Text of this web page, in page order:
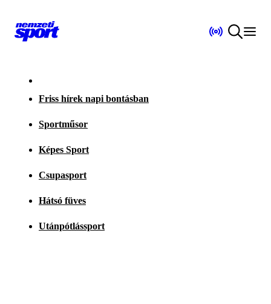
Friss hírek napi bontásban
Sportműsor
Képes Sport
Csupasport
Hátsó füves
Utánpótlássport